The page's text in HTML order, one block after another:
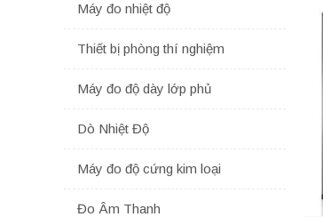
Máy đo nhiệt độ
Thiết bị phòng thí nghiệm
Máy đo độ dày lớp phủ
Dò Nhiệt Độ
Máy đo độ cứng kim loại
Đo Âm Thanh